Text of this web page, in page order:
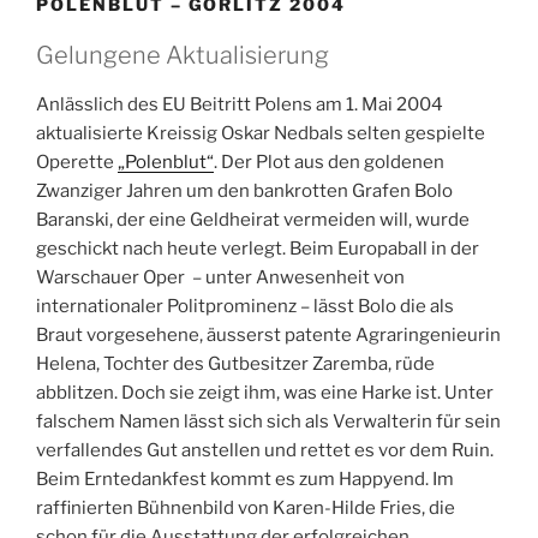
POLENBLUT – GÖRLITZ 2004
Gelungene Aktualisierung
Anlässlich des EU Beitritt Polens am 1. Mai 2004
aktualisierte Kreissig Oskar Nedbals selten gespielte
Operette „Polenblut“. Der Plot aus den goldenen
Zwanziger Jahren um den bankrotten Grafen Bolo
Baranski, der eine Geldheirat vermeiden will, wurde
geschickt nach heute verlegt. Beim Europaball in der
Warschauer Oper – unter Anwesenheit von
internationaler Politprominenz – lässt Bolo die als
Braut vorgesehene, äusserst patente Agraringenieurin
Helena, Tochter des Gutbesitzer Zaremba, rüde
abblitzen. Doch sie zeigt ihm, was eine Harke ist. Unter
falschem Namen lässt sich sich als Verwalterin für sein
verfallendes Gut anstellen und rettet es vor dem Ruin.
Beim Erntedankfest kommt es zum Happyend. Im
raffinierten Bühnenbild von Karen-Hilde Fries, die